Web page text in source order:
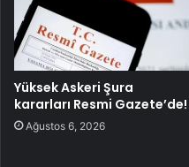
Yüksek Askeri Şura
kararları Resmi Gazete’de!
Ağustos 6, 2026